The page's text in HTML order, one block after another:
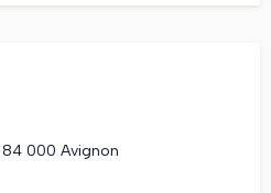
84 000 Avignon